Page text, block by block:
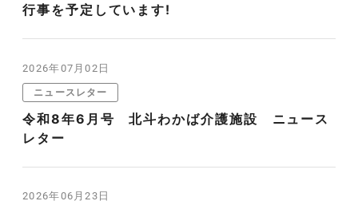
行事を予定しています!
2026年07月02日
ニュースレター
令和8年6月号 北斗わかば介護施設 ニュース
レター
2026年06月23日